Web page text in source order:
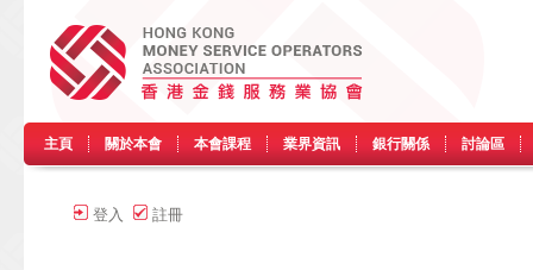
主頁 關於本會 本會課程 業界資訊 銀行關係 討論區
登入 註冊